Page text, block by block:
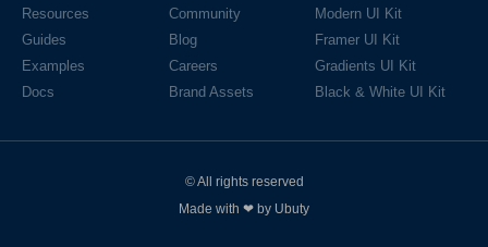
Resources
Guides
Examples
Docs
Community
Blog
Careers
Brand Assets
Modern UI Kit
Framer UI Kit
Gradients UI Kit
Black & White UI Kit
© All rights reserved
Made with ❤ by Ubuty